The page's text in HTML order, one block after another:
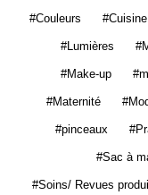
Couleurs Cuisine
Lumières
Make-up
Maternité
pinceaux
Sac à
Soins/ Revues